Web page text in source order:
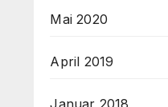
Mai 2020
April 2019
Januar 2018